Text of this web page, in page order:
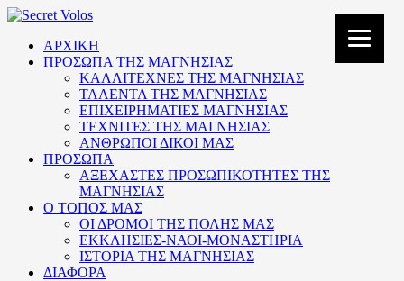
ΑΡΧΙΚΗ
ΠΡΟΣΩΠΑ ΤΗΣ ΜΑΓΝΗΣΙΑΣ
ΚΑΛΛΙΤΕΧΝΕΣ ΤΗΣ ΜΑΓΝΗΣΙΑΣ
ΤΑΛΕΝΤΑ ΤΗΣ ΜΑΓΝΗΣΙΑΣ
ΕΠΙΧΕΙΡΗΜΑΤΙΕΣ ΜΑΓΝΗΣΙΑΣ
ΤΕΧΝΙΤΕΣ ΤΗΣ ΜΑΓΝΗΣΙΑΣ
ΑΝΘΡΩΠΟΙ ΔΙΚΟΙ ΜΑΣ
ΠΡΟΣΩΠΑ
ΑΞΕΧΑΣΤΕΣ ΠΡΟΣΩΠΙΚΟΤΗΤΕΣ ΤΗΣ
ΜΑΓΝΗΣΙΑΣ
Ο ΤΟΠΟΣ ΜΑΣ
ΟΙ ΔΡΟΜΟΙ ΤΗΣ ΠΟΛΗΣ ΜΑΣ
ΕΚΚΛΗΣΙΕΣ-ΝΑΟΙ-ΜΟΝΑΣΤΗΡΙΑ
ΙΣΤΟΡΙΑ ΤΗΣ ΜΑΓΝΗΣΙΑΣ
ΔΙΑΦΟΡΑ